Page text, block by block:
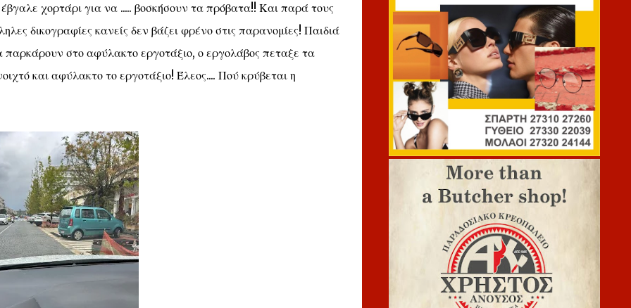
χορτάρι για να ..... βοσκήσουν τα πρόβατα!! Και παρά τους
δικογραφίες κανείς δεν βάζει φρένο στις παρανομίες! Παιδιά
παρκάρουν στο αφύλακτο εργοτάξιο, ο εργολάβος πεταξε τα
και αφύλακτο το εργοτάξιο! Έλεος.... Πού κρύβεται η